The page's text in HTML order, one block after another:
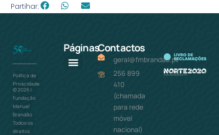
Partihar:
Política de
Privacidade
©2026 |
Fundação
Manuel
Brandão
Todos os
direitos
PáginasContactos
geral@fmbrandao.pt
256 899
410
(chamada
para rede
móvel
nacional)